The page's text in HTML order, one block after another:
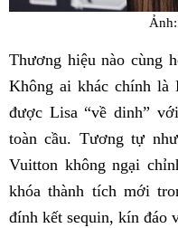
Thương hiệu nào cùng
Không ai khác chính là
được Lisa “về dinh”
toàn cầu. Tương tự
Vuitton không ngại
khóa thành tích mới
đính kết sequin, kín đáo